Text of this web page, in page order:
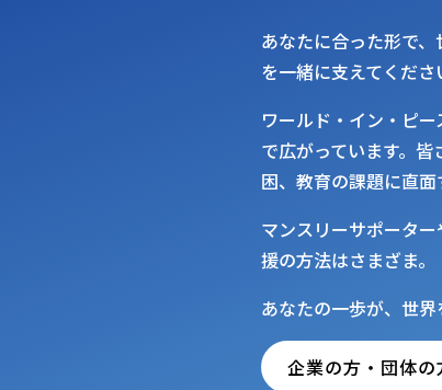
あなたに合った形で
を一緒に支えてくださ
ワールド・イン・ピ
で広がっています。
困、教育の課題に直面
マンスリーサポータ
援の方法はさまざま。
あなたの一歩が、世界
企業の方・団体の